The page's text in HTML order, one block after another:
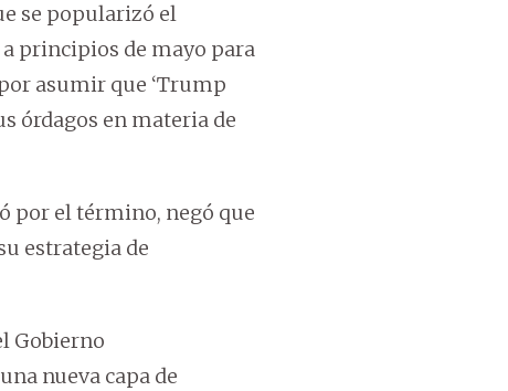
se popularizó el
a principios de mayo para
asumir que ‘Trump
órdagos en materia de
por el término, negó que
estrategia de
Gobierno
nueva capa de